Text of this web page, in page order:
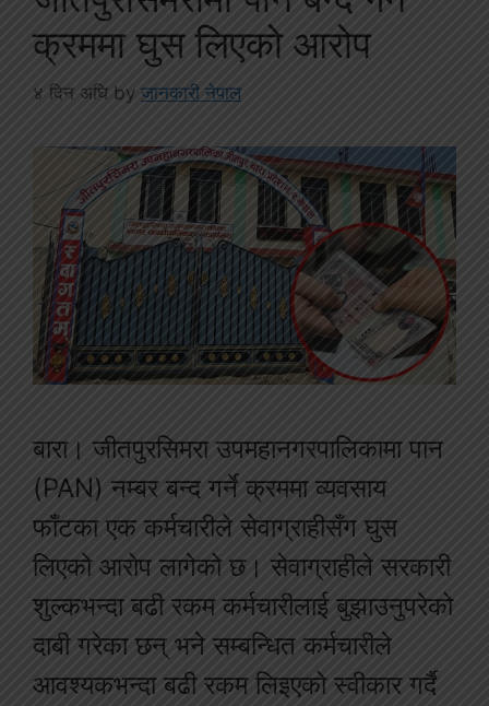
क्रममा घुस लिएको आरोप
४ दिन अघि by जानकारी नेपाल
बारा। जीतपुरसिमरा उपमहानगरपालिकामा पान
(PAN) नम्बर बन्द गर्ने क्रममा व्यवसाय
फाँटका एक कर्मचारीले सेवाग्राहीसँग घुस
लिएको आरोप लागेको छ। सेवाग्राहीले सरकारी
शुल्कभन्दा बढी रकम कर्मचारीलाई बुझाउनुपरेको
दाबी गरेका छन् भने सम्बन्धित कर्मचारीले
आवश्यकभन्दा बढी रकम लिइएको स्वीकार गर्दै